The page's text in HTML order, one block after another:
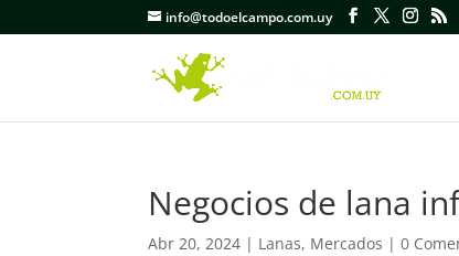
info@todoelcampo.com.uy
Negocios de lana
Abr 20, 2024 | Lanas, Mercados |0